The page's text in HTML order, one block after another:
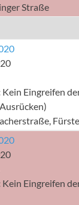
Straße
Kein Eingreifen
Kein Eingreifen